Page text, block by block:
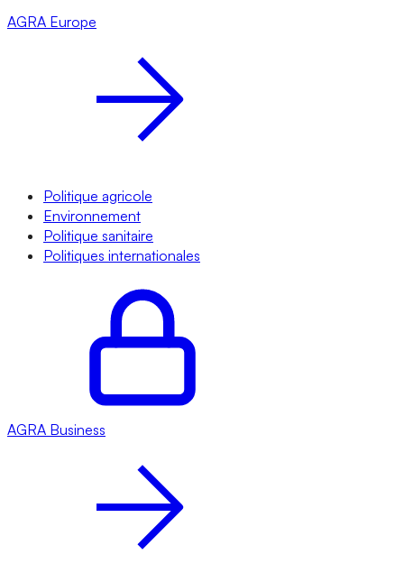
AGRA Europe
Politique agricole
Environnement
Politique sanitaire
Politiques internationales
AGRA Business